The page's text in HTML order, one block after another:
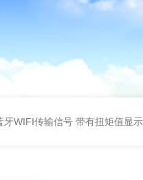
牙WIFI传输信号 带有扭矩值显